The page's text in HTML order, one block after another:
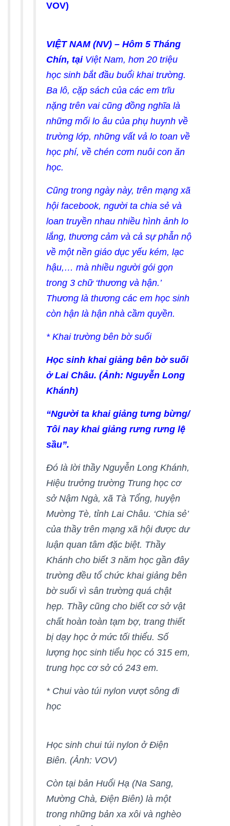
VOV)
VIỆT NAM (NV) – Hôm 5 Tháng
Chín, tại Việt Nam, hơn 20 triệu
học sinh bắt đầu buổi khai trường.
Ba lô, cặp sách của các em trĩu
nặng trên vai cũng đồng nghĩa là
những mối lo âu của phụ huynh về
trường lớp, những vất vả lo toan về
học phí, về chén cơm nuôi con ăn
học.
Cũng trong ngày này, trên mạng xã
hội facebook, người ta chia sẻ và
loan truyền nhau nhiều hình ảnh lo
lắng, thương cảm và cả sự phẫn nộ
về một nền giáo dục yếu kém, lạc
hậu,… mà nhiều người gói gọn
trong 3 chữ ‘thương và hận.’
Thương là thương các em học sinh
còn hận là hận nhà cầm quyền.
* Khai trường bên bờ suối
Học sinh khai giảng bên bờ suối
ở Lai Châu. (Ảnh: Nguyễn Long
Khánh)
“Người ta khai giảng tưng bừng/
Tôi nay khai giảng rưng rưng lệ
sầu”.
Đó là lời thầy Nguyễn Long Khánh,
Hiệu trưởng trường Trung học cơ
sở Nậm Ngà, xã Tà Tổng, huyện
Mường Tè, tỉnh Lai Châu. ‘Chia sẻ’
của thầy trên mạng xã hội được dư
luận quan tâm đặc biệt. Thầy
Khánh cho biết 3 năm học gần đây
trường đều tổ chức khai giảng bên
bờ suối vì sân trường quá chật
hẹp. Thầy cũng cho biết cơ sở vật
chất hoàn toàn tạm bợ, trang thiết
bị dạy học ở mức tối thiểu. Số
lượng học sinh tiểu học có 315 em,
trung học cơ sở có 243 em.
* Chui vào túi nylon vượt sông đi
học
Học sinh chui túi nylon ở Điện
Biên. (Ảnh: VOV)
Còn tại bản Huổi Hạ (Na Sang,
Mường Chà, Điện Biên) là một
trong những bản xa xôi và nghèo